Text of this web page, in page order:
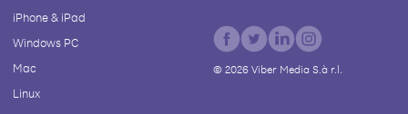
iPhone & iPad
Windows PC
Mac
Linux
© 2026Viber Media S.à r.l.